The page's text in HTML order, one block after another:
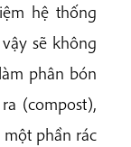
hệ thống
sẽ không
phân bón
(compost),
phần rác